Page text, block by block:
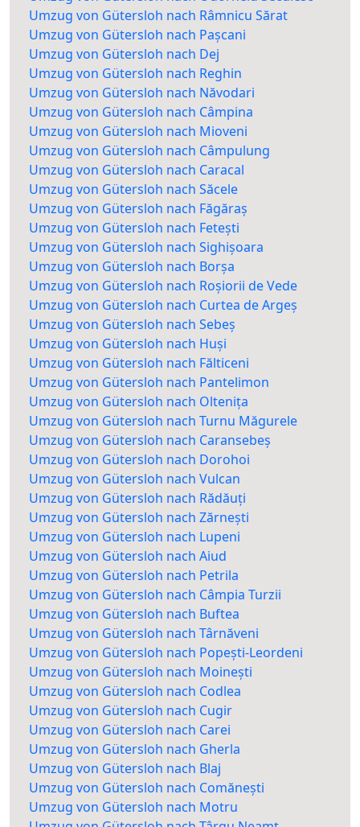
Umzug von Gütersloh nach Râmnicu Sărat
Umzug von Gütersloh nach Pașcani
Umzug von Gütersloh nach Dej
Umzug von Gütersloh nach Reghin
Umzug von Gütersloh nach Năvodari
Umzug von Gütersloh nach Câmpina
Umzug von Gütersloh nach Mioveni
Umzug von Gütersloh nach Câmpulung
Umzug von Gütersloh nach Caracal
Umzug von Gütersloh nach Săcele
Umzug von Gütersloh nach Făgăraș
Umzug von Gütersloh nach Fetești
Umzug von Gütersloh nach Sighișoara
Umzug von Gütersloh nach Borșa
Umzug von Gütersloh nach Roșiorii de Vede
Umzug von Gütersloh nach Curtea de Argeș
Umzug von Gütersloh nach Sebeș
Umzug von Gütersloh nach Huși
Umzug von Gütersloh nach Fălticeni
Umzug von Gütersloh nach Pantelimon
Umzug von Gütersloh nach Oltenița
Umzug von Gütersloh nach Turnu Măgurele
Umzug von Gütersloh nach Caransebeș
Umzug von Gütersloh nach Dorohoi
Umzug von Gütersloh nach Vulcan
Umzug von Gütersloh nach Rădăuți
Umzug von Gütersloh nach Zărnești
Umzug von Gütersloh nach Lupeni
Umzug von Gütersloh nach Aiud
Umzug von Gütersloh nach Petrila
Umzug von Gütersloh nach Câmpia Turzii
Umzug von Gütersloh nach Buftea
Umzug von Gütersloh nach Târnăveni
Umzug von Gütersloh nach Popești-Leordeni
Umzug von Gütersloh nach Moinești
Umzug von Gütersloh nach Codlea
Umzug von Gütersloh nach Cugir
Umzug von Gütersloh nach Carei
Umzug von Gütersloh nach Gherla
Umzug von Gütersloh nach Blaj
Umzug von Gütersloh nach Comănești
Umzug von Gütersloh nach Motru